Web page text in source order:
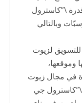
\”كاسترول
وبالتالي
للتسويق لزيوت
وموقعها،
في مجال زيوت
\”كاسترول جي